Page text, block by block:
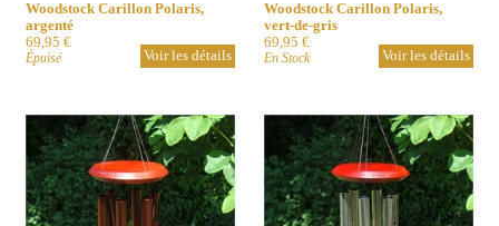
Woodstock Carillon Polaris,
argenté
69,95 €
Épuisé Voir les détails
Woodstock Carillon Polaris,
vert-de-gris
69,95 €
En Stock Voir les détails